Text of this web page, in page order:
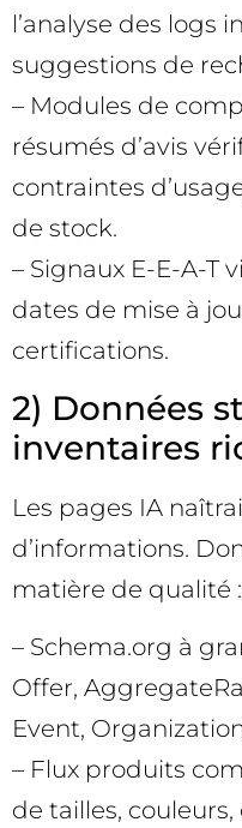
l’analyse des logs
suggestions de
– Modules de
résumés d’avis
contraintes
de stock.
– Signaux E-E-A-T
dates de mise à
certifications.
2) Données
inventaires
Les pages IA
d’informations.
matière de qualité :
– Schema.org à
Offer,
Event,
– Flux produits
de tailles,